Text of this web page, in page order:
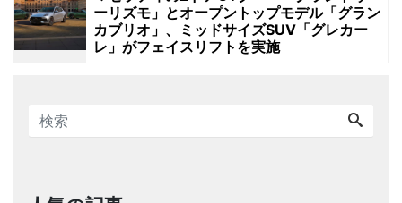
ーリズモ」とオープントップモデル「グラン
カブリオ」、ミッドサイズSUV「グレカー
レ」がフェイスリフトを実施